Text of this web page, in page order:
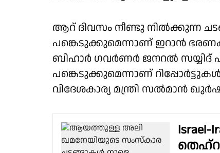
ആറ് ദിവസം നീണ്ടു നില്‍ക്കുന്ന
പങ്കെടുക്കുമെന്നാണ് ഇറാന്‍
ബിഹാര്‍ ഗവര്‍ണര്‍ ജനറല്‍ സയ്യിദ്
പങ്കെടുക്കുമെന്നാണ്
വിദേശകാര്യ മന്ത്രി സല്‍മാന്‍
Israel-